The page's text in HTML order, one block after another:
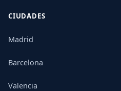
CIUDADES
Madrid
Barcelona
Valencia